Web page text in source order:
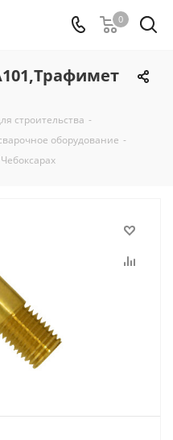
0
строительства -
оборудование -